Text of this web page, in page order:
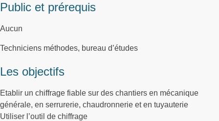
Public et prérequis
Aucun
Techniciens méthodes, bureau d’études
Les objectifs
Etablir un chiffrage fiable sur des chantiers en mécanique
générale, en serrurerie, chaudronnerie et en tuyauterie
Utiliser l’outil de chiffrage